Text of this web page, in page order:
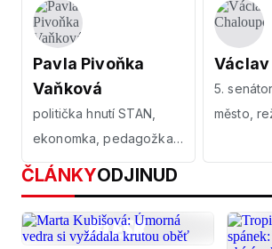
Pavla Pivoňka
Vaňková
politička hnutí STAN,
ekonomka, pedagožka,
manažerka
Václav
5.
město,
ČLÁNKYODJINUD